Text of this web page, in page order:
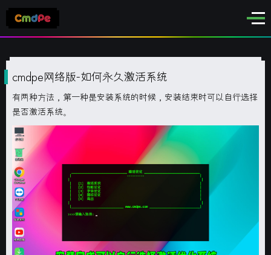
cmdpe网络版-如何永久激活系统
有两种方法，第一种是安装系统的时候，安装结束时可以自行选择
是否激活系统。